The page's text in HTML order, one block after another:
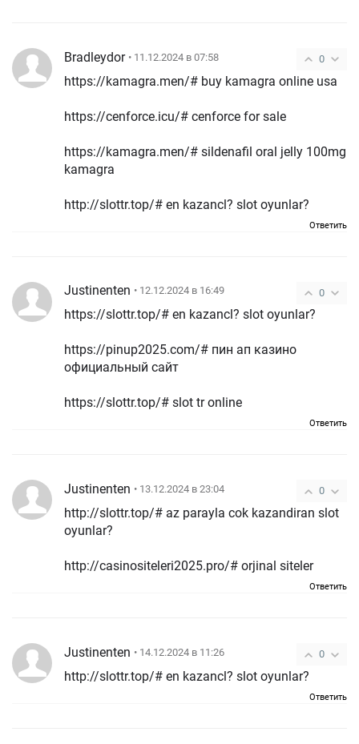
0
Bradleydor • 11.12.2024 в 07:58
https://kamagra.men/# buy kamagra online usa
https://cenforce.icu/# cenforce for sale
https://kamagra.men/# sildenafil oral jelly 100mg
kamagra
http://slottr.top/# en kazancl? slot oyunlar?
Ответить
0
Justinenten • 12.12.2024 в 16:49
https://slottr.top/# en kazancl? slot oyunlar?
https://pinup2025.com/# пин ап казино
официальный сайт
https://slottr.top/# slot tr online
Ответить
0
Justinenten • 13.12.2024 в 23:04
http://slottr.top/# az parayla cok kazandiran slot
oyunlar?
http://casinositeleri2025.pro/# orjinal siteler
Ответить
0
Justinenten • 14.12.2024 в 11:26
http://slottr.top/# en kazancl? slot oyunlar?
Ответить